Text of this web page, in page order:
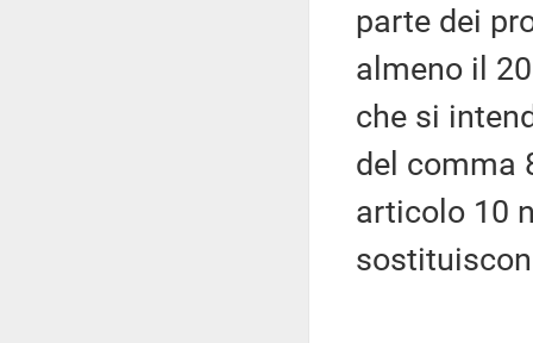
parte dei
almeno il
che si
del comma
articolo 10